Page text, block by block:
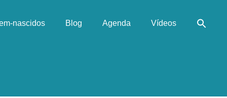
nascidos Blog Agenda Vídeos